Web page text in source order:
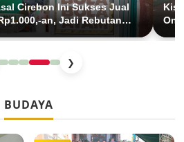
Cirebon Ini Sukses Jual
an, Jadi Rebutan
❯
BUDAYA